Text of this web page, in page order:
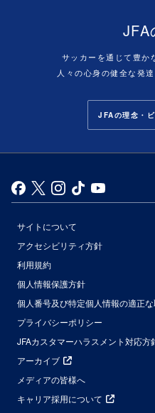
JFA
サッカーを通じて豊か
人々の心身の健全な発
JFAの理念・
サイトについて
アクセシビリティ方針
利用規約
個人情報保護方針
個人番号及び特定個人情報の適正
プライバシーポリシー
JFAカスタマーハラスメント対応方
アーカイブ
メディアの皆様へ
キャリア採用について